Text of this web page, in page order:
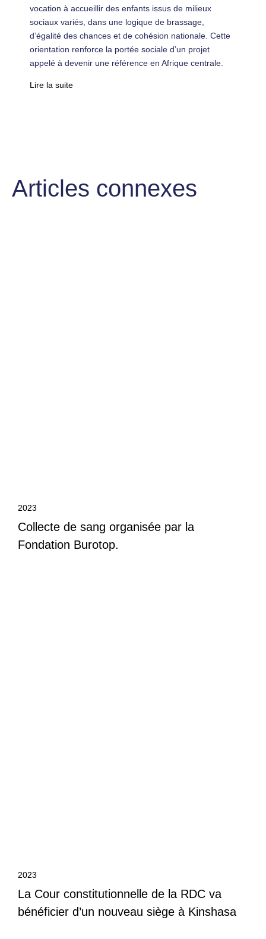
vocation à accueillir des enfants issus de milieux
sociaux variés, dans une logique de brassage,
d’égalité des chances et de cohésion nationale. Cette
orientation renforce la portée sociale d’un projet
appelé à devenir une référence en Afrique centrale.
Lire la suite
Articles connexes
2023
Collecte de sang organisée par la
Fondation Burotop.
2023
La Cour constitutionnelle de la RDC va
bénéficier d’un nouveau siège à Kinshasa